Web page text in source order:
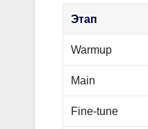
Этап
Warmup
Main
Fine-tune